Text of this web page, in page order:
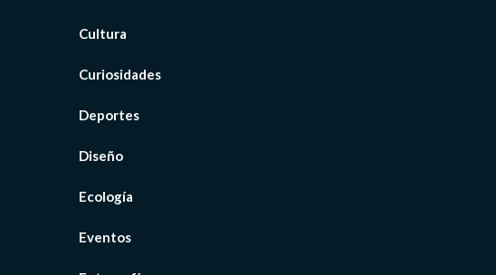
Cultura
Curiosidades
Deportes
Diseño
Ecología
Eventos